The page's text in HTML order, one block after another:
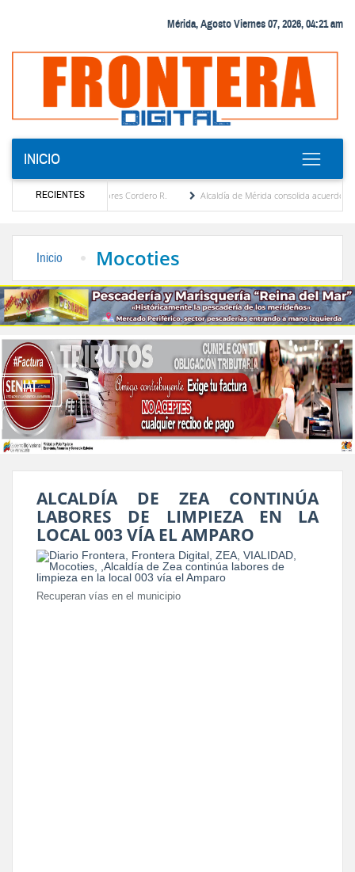
Mérida, Agosto Viernes 07, 2026, 04:21 am
INICIO
RECIENTES
María Eugenia Febres Cordero R.
Alcaldía de Mérida consolida acuerdos con
Inicio Mocoties
ALCALDÍA DE ZEA CONTINÚA
LABORES DE LIMPIEZA EN LA
LOCAL 003 VÍA EL AMPARO
Recuperan vías en el municipio